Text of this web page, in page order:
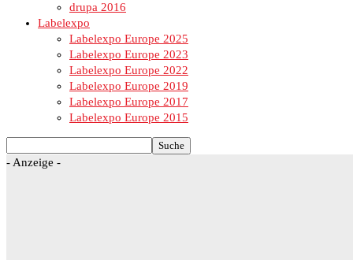
drupa 2016
Labelexpo
Labelexpo Europe 2025
Labelexpo Europe 2023
Labelexpo Europe 2022
Labelexpo Europe 2019
Labelexpo Europe 2017
Labelexpo Europe 2015
- Anzeige -